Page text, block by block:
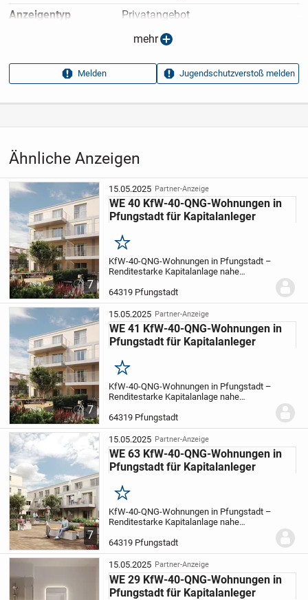
Ähnliche Anzeigen
7
15.05.2025 Partner-Anzeige
WE 40 KfW-40-QNG-Wohnungen in
Pfungstadt für Kapitalanleger
Merken
KfW-40-QNG-Wohnungen in Pfungstadt –
Renditestarke Kapitalanlage nahe
Eigentumswohnungen im KfW-40-QNG-
Standard mit Tiefgarage in der
ehemaligen Seidlschen...
64319 Pfungstadt
7
15.05.2025 Partner-Anzeige
WE 41 KfW-40-QNG-Wohnungen in
Pfungstadt für Kapitalanleger
Merken
KfW-40-QNG-Wohnungen in Pfungstadt –
Renditestarke Kapitalanlage nahe
Eigentumswohnungen im KfW-40-QNG-
Standard mit Tiefgarage in der
ehemaligen Seidlschen...
64319 Pfungstadt
7
15.05.2025 Partner-Anzeige
WE 63 KfW-40-QNG-Wohnungen in
Pfungstadt für Kapitalanleger
Merken
KfW-40-QNG-Wohnungen in Pfungstadt –
Renditestarke Kapitalanlage nahe
Eigentumswohnungen im KfW-40-QNG-
Standard mit Tiefgarage in der
ehemaligen Seidlschen...
64319 Pfungstadt
15.05.2025 Partner-Anzeige
WE 29 KfW-40-QNG-Wohnungen in
Pfungstadt für Kapitalanleger
Anzeigen­typ
Privatangebot
15.05.2025
Aufrufe dieser
20
mehr
Melden Jugendschutzverstoß melden